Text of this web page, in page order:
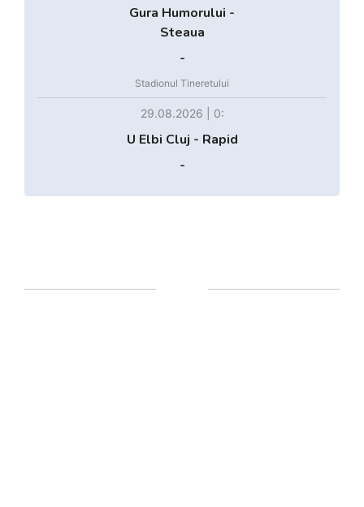
Gura Humorului -
Steaua
-
Stadionul Tineretului
29.08.2026 | 0:
U Elbi Cluj - Rapid
-